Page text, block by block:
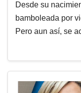
Desde su
bamboleada por
Pero aun así, se